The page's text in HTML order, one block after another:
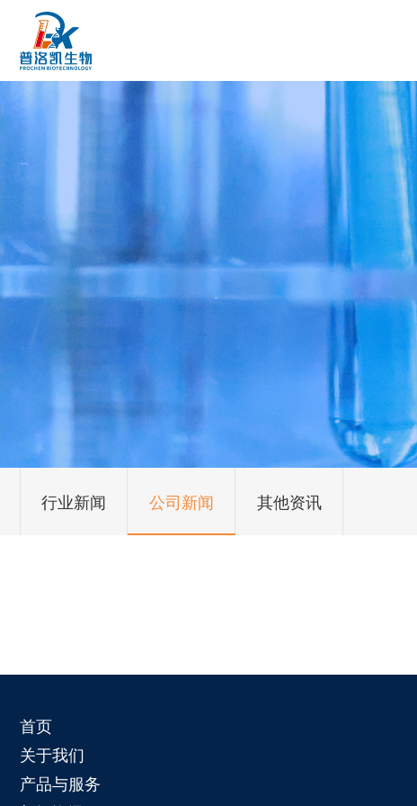
行业新闻 公司新闻 其他资讯
首页
关于我们
产品与服务